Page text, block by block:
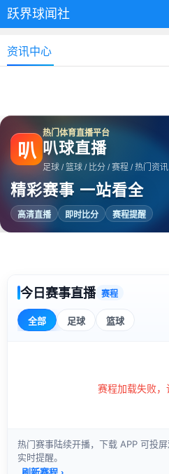
跃界球闻社
资讯中心
叭
热门体育直播平台
叭球直播
足球 / 篮球 / 比分 / 赛程 / 热门资讯
精彩赛事 一站看全
高清直播 即时比分 赛程提醒